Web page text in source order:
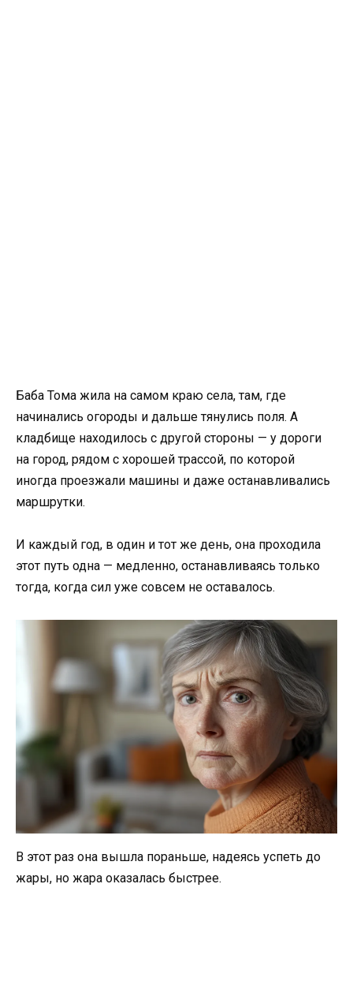
Баба Тома жила на самом краю села, там, где
начинались огороды и дальше тянулись поля. А
кладбище находилось с другой стороны — у дороги
на город, рядом с хорошей трассой, по которой
иногда проезжали машины и даже останавливались
маршрутки.
И каждый год, в один и тот же день, она проходила
этот путь одна — медленно, останавливаясь только
тогда, когда сил уже совсем не оставалось.
В этот раз она вышла пораньше, надеясь успеть до
жары, но жара оказалась быстрее.